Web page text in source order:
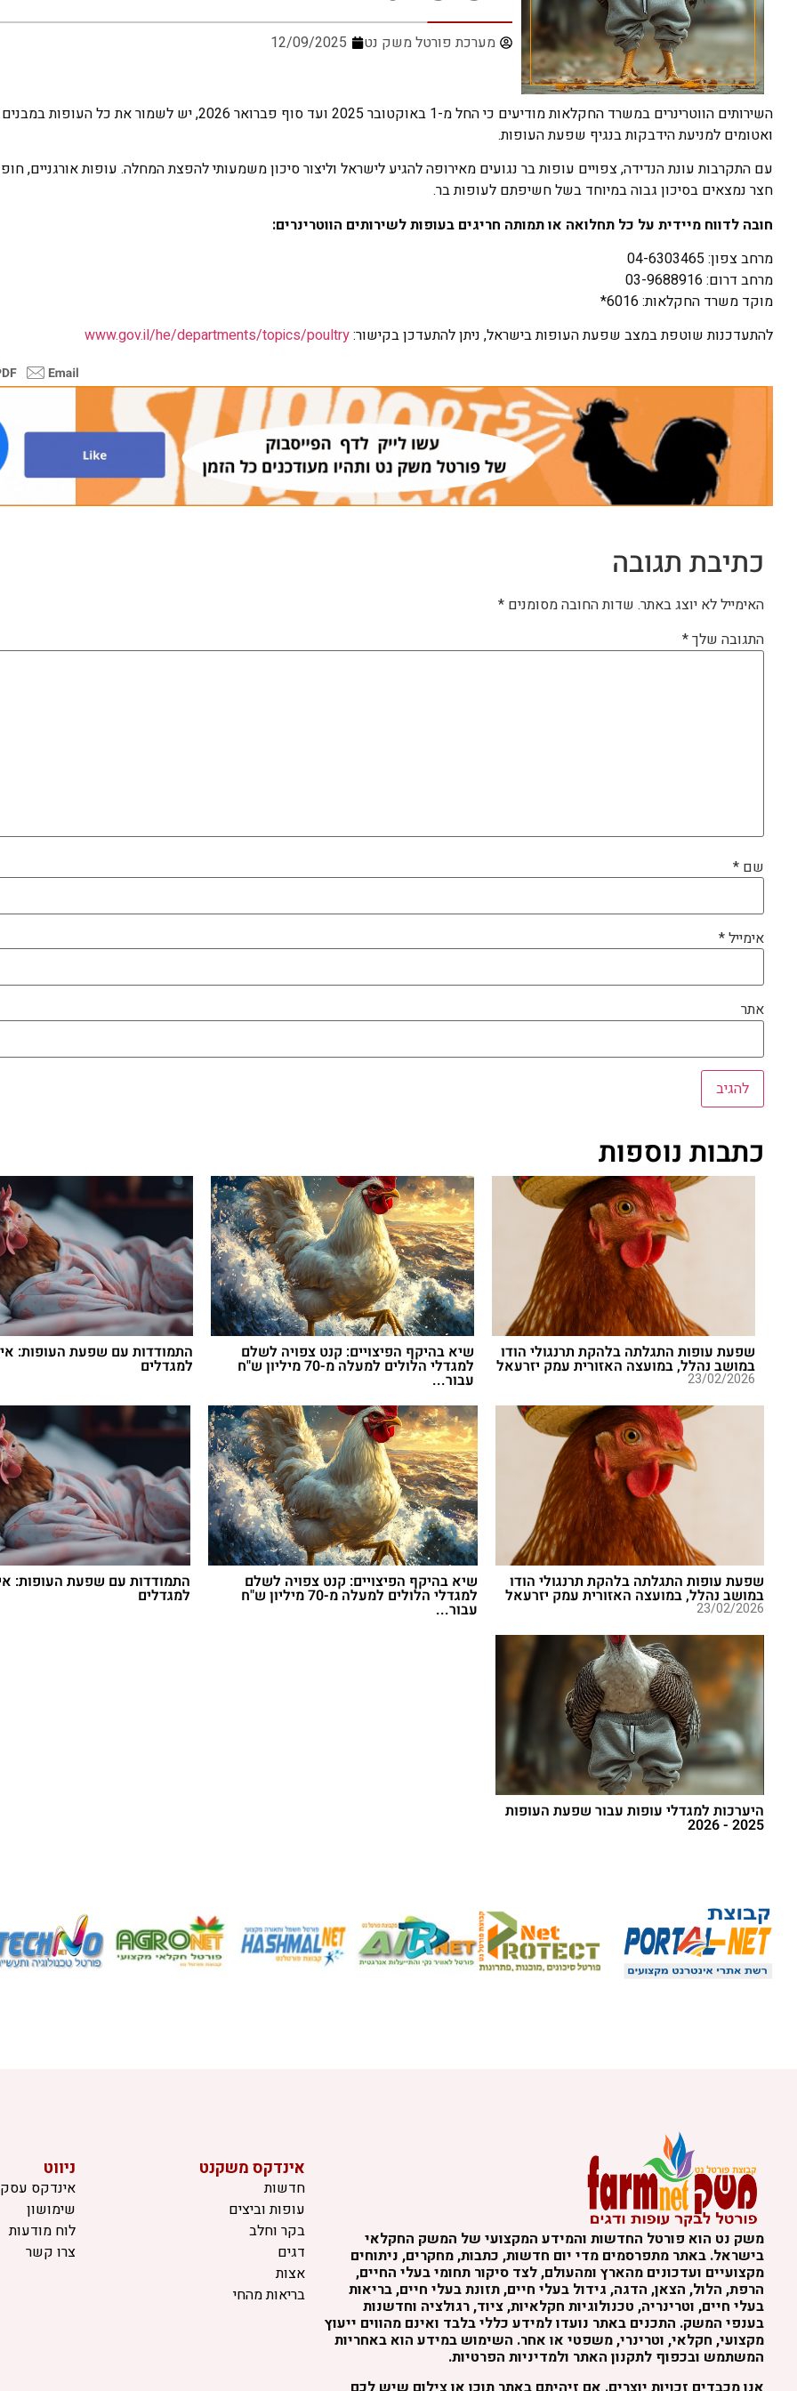
מערכת פורטל משק נט 12/09/2025
השירותים הווטרינרים במשרד החקלאות מודיעים כי החל מ-1 באוקטובר 2025 ועד סוף פברואר 2026, יש לשמור את
ואטומים למניעת הידבקות בנגיף שפעת העופות.
עם התקרבות עונת הנדידה, צפויים עופות בר נגועים מאירופה להגיע לישראל וליצור סיכון משמעותי להפצת המחלה. עופות אורגניים,
חצר נמצאים בסיכון גבוה במיוחד בשל חשיפתם לעופות בר.
חובה לדווח מיידית על כל תחלואה או תמותה חריגים בעופות לשירותים הווטרינרים:
מרחב צפון: 04-6303465
מרחב דרום: 03-9688916
מוקד משרד החקלאות: 6016*
להתעדכנות שוטפת במצב שפעת העופות בישראל, ניתן להתעדכן בקישור:www.gov.il/he/departments/topics/poultry
כתיבת תגובה
האימייל לא יוצג באתר. שדות החובה מסומנים *
התגובה שלך*
שם *
אימייל*
אתר
כתבות נוספות
שפעת עופות התגלתה בלהקת תרנגולי הודו
במושב נהלל, במועצה האזורית עמק יזרעאל
23/02/2026
שיא בהיקף הפיצויים: קנט צפויה לשלם
למגדלי הלולים למעלה מ-70 מיליון ש"ח
עבור...
התמודדות עם שפעת העופות:
למגדלים
שפעת עופות התגלתה בלהקת תרנגולי הודו
במושב נהלל, במועצה האזורית עמק יזרעאל
23/02/2026
שיא בהיקף הפיצויים: קנט צפויה לשלם
למגדלי הלולים למעלה מ-70 מיליון ש"ח
עבור...
התמודדות עם שפעת העופות:
למגדלים
היערכות למגדלי עופות עבור שפעת העופות
2025 - 2026
משק נט הוא פורטל החדשות והמידע המקצועי של המשק החקלאי
בישראל. באתר מתפרסמים מדי יום חדשות, כתבות, מחקרים, ניתוחים
מקצועיים ועדכונים מהארץ ומהעולם, לצד סיקור תחומי בעלי החיים,
הרפת, הלול, הצאן, הדגה, גידול בעלי חיים, תזונת בעלי חיים, בריאות
בעלי חיים, וטרינריה, טכנולוגיות חקלאיות, ציוד, רגולציה וחדשנות
בענפי המשק. התכנים באתר נועדו למידע כללי בלבד ואינם מהווים ייעוץ
מקצועי, חקלאי, וטרינרי, משפטי או אחר. השימוש במידע הוא באחריות
המשתמש ובכפוף לתקנון האתר ולמדיניות הפרטיות.
אינדקס משקנט
חדשות
עופות וביצים
בקר וחלב
דגים
אצות
בריאות מהחי
ניווט
אינדקס
שימושון
לוח מודעות
צרו קשר